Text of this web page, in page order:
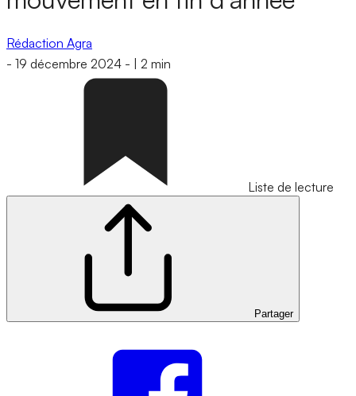
Rédaction Agra
- 19 décembre 2024 - 2 min
Liste de lecture
Partager